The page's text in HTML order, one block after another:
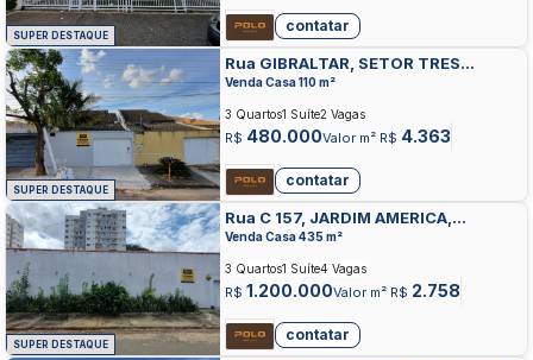
SUPER DESTAQUE
contatar
SUPER DESTAQUE
Rua GIBRALTAR, SETOR TRES
MARIAS, GOIANIA
Venda Casa 110 m²
R$ 480.000Valor m² R$ 4.363
3 Quartos1 Suíte2 Vagas
contatar
SUPER DESTAQUE
Rua C 157, JARDIM AMERICA,
GOIANIA
Venda Casa 435 m²
R$ 1.200.000Valor m² R$ 2.758
3 Quartos1 Suíte4 Vagas
contatar